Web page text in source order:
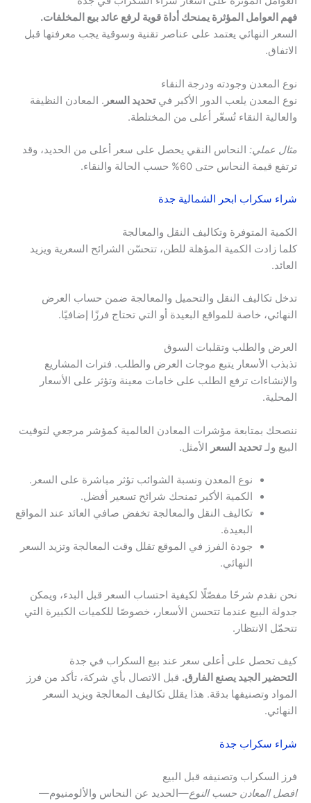
فهم العوامل المؤثرة يمنحك أداة قوية لرفع عائد بيع المخلفات.
السعر النهائي يعتمد على عناصر تقنية وسوقية يجب معرفتها قبل
الاتفاق.
نوع المعدن وجودته ودرجة النقاء
نوع المعدن يلعب الدور الأكبر فيتحديد السعر . المعادن النظيفة
والعالية النقاء تُسعّر أعلى من المختلطة.
مثال عملي: النحاس النقي يحصل على سعر أعلى من الحديد، وقد
ترتفع قيمة النحاس حتى 60% حسب الحالة والنقاء.
شراء سكراب ابحر الشمالية جدة
الكمية المتوفرة وتكاليف النقل والمعالجة
كلما زادت الكمية المؤهلة للطن، تتحسّن الشرائح السعرية ويزيد
العائد.
تدخل تكاليف النقل والتحميل والمعالجة ضمن حساب العرض
النهائي، خاصة للمواقع البعيدة أو التي تحتاج فرزًا إضافيًا.
العرض والطلب وتقلبات السوق
تذبذب الأسعار يتبع موجات العرض والطلب. فترات المشاريع
والإنشاءات ترفع الطلب على خامات معينة وتؤثر على الأسعار
المحلية.
ننصحك بمتابعة مؤشرات المعادن العالمية كمؤشر مرجعي لتوقيت
البيع ولـتحديد السعر الأمثل.
نوع المعدن ونسبة الشوائب تؤثر مباشرة على السعر.
الكمية الأكبر تمنحك شرائح تسعير أفضل.
تكاليف النقل والمعالجة تخفض صافي العائد عند المواقع
البعيدة.
جودة الفرز في الموقع تقلل وقت المعالجة وتزيد السعر
النهائي.
نحن نقدم شرحًا مفصّلًا لكيفية احتساب السعر قبل البدء، ويمكن
جدولة البيع عندما تتحسن الأسعار، خصوصًا للكميات الكبيرة التي
تتحمّل الانتظار.
كيف تحصل على أعلى سعر عند بيع السكراب في جدة
التحضير الجيد يصنع الفارق. قبل الاتصال بأي شركة، تأكد من فرز
المواد وتصنيفها بدقة. هذا يقلل تكاليف المعالجة ويزيد السعر
النهائي.
شراء سكراب جدة
فرز السكراب وتصنيفه قبل البيع
افصل المعادن حسب النوع—الحديد عن النحاس والألومنيوم—